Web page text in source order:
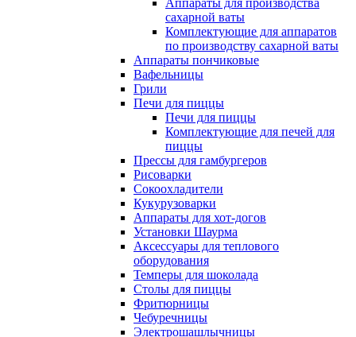
Аппараты для производства
сахарной ваты
Комплектующие для аппаратов
по производству сахарной ваты
Аппараты пончиковые
Вафельницы
Грили
Печи для пиццы
Печи для пиццы
Комплектующие для печей для
пиццы
Прессы для гамбургеров
Рисоварки
Сокоохладители
Кукурузоварки
Аппараты для хот-догов
Установки Шаурма
Аксессуары для теплового
оборудования
Темперы для шоколада
Столы для пиццы
Фритюрницы
Чебуречницы
Электрошашлычницы